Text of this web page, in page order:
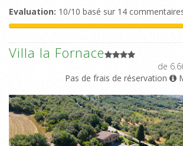
Evaluation: 10/10 basé sur 14
Villa la Fornace
de
Pas de frais de réservation